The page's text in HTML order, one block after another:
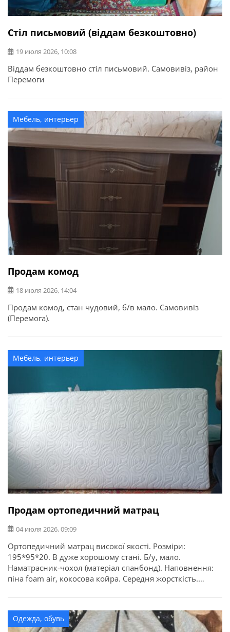
Стіл письмовий (віддам безкоштовно)
19 июля 2026, 10:08
Віддам безкоштовно стіл письмовий. Самовивіз, район
Перемоги
Мебель, интерьер
Продам комод
18 июля 2026, 14:04
Продам комод, стан чудовий, б/в мало. Самовивіз
(Перемога).
Мебель, интерьер
Продам ортопедичний матрац
04 июля 2026, 09:09
Ортопедичний матрац високої якості. Розміри:
195*95*20. В дуже хорошому стані. Б/у, мало.
Наматрасник-чохол (матеріал спанбонд). Наповнення:
піна foam air, кокосова койра. Середня жорсткість.
Одежда, обувь